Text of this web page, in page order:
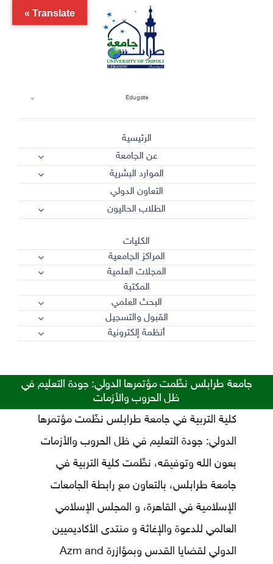
Edugate
الرئيسية
عن الجامعة
الموارد البشرية
التعاون الدولي
الطلاب الحاليون
الكليات
المراكز الجامعية
المجلات العلمية
المكتبة
البحث العلمي
القبول والتسجيل
أنظمة إلكترونية
جامعة طرابلس نظّمت مؤتمرها الدولي: جودة التعليم في
ظل الحروب والأزمات
كلية التربية في جامعة طرابلس نظّمت مؤتمرها
الدولي: جودة التعليم في ظل الحروب والأزمات
بعون الله وتوفيقه، نظّمت كلية التربية في
جامعة طرابلس، بالتعاون مع رابطة الجامعات
الإسلامية في القاهرة، و المجلس الإسلامي
العالمي للدعوة والإغاثة و منتدى الأكاديميين
الدولي لقضايا القدس وبمؤازرة Azm and
Translate »